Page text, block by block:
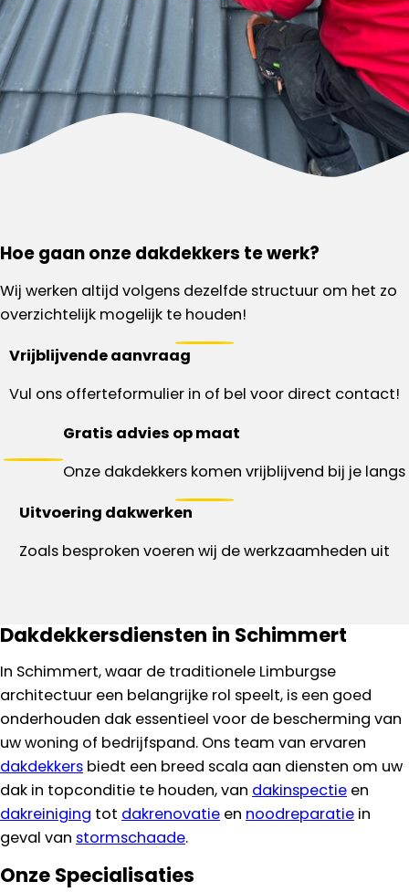
Hoe gaan onze dakdekkers te werk?
Wij werken altijd volgens dezelfde structuur om het zo
overzichtelijk mogelijk te houden!
Vrijblijvende aanvraag
Vul ons offerteformulier in of bel voor direct contact!
Gratis advies op maat
Onze dakdekkers komen vrijblijvend bij je langs
Uitvoering dakwerken
Zoals besproken voeren wij de werkzaamheden uit
Dakdekkersdiensten in Schimmert
In Schimmert, waar de traditionele Limburgse
architectuur een belangrijke rol speelt, is een goed
onderhouden dak essentieel voor de bescherming van
uw woning of bedrijfspand. Ons team van ervaren
dakdekkers biedt een breed scala aan diensten om uw
dak in topconditie te houden, van dakinspectie en
dakreiniging tot dakrenovatie en noodreparatie in
geval van stormschaade.
Onze Specialisaties